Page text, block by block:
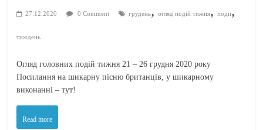
27.12.2020 0 Comment грудень,огляд подій тижня,події,
тиждень
Огляд головних подій тижня 21 – 26 грудня 2020 року
Посилання на шикарну пісню британців, у шикарному
виконанні – тут!
Read more